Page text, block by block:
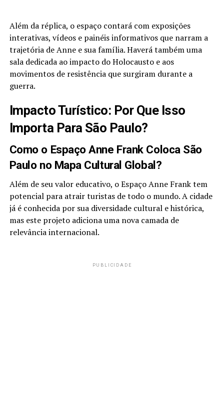
Além da réplica, o espaço contará com exposições
interativas, vídeos e painéis informativos que narram a
trajetória de Anne e sua família. Haverá também uma
sala dedicada ao impacto do Holocausto e aos
movimentos de resistência que surgiram durante a
guerra.
Impacto Turístico: Por Que Isso
Importa Para São Paulo?
Como o Espaço Anne Frank Coloca São
Paulo no Mapa Cultural Global?
Além de seu valor educativo, o Espaço Anne Frank tem
potencial para atrair turistas de todo o mundo. A cidade
já é conhecida por sua diversidade cultural e histórica,
mas este projeto adiciona uma nova camada de
relevância internacional.
PUBLICIDADE